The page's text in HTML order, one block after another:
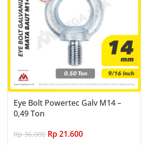
Eye Bolt Powertec Galv M14 –
0,49 Ton
Rp36.000 Rp21.600